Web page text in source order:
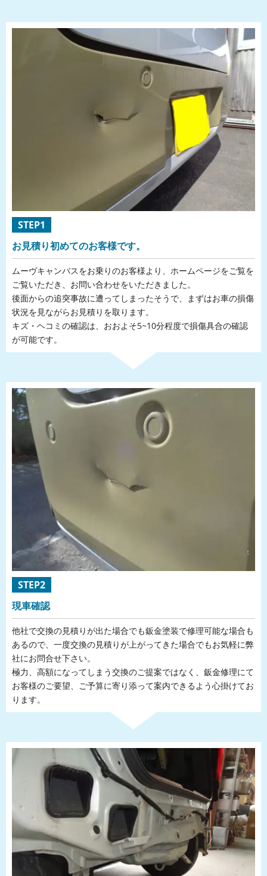
STEP1
お見積り初めてのお客様です。
ムーヴキャンバスをお乗りのお客様より、ホームページをご覧を
ご覧いただき、お問い合わせをいただきました。
後面からの追突事故に遭ってしまったそうで、まずはお車の損傷
状況を見ながらお見積りを取ります。
キズ・ヘコミの確認は、おおよそ5~10分程度で損傷具合の確認
が可能です。
STEP2
現車確認
他社で交換の見積りが出た場合でも鈑金塗装で修理可能な場合も
あるので、一度交換の見積りが上がってきた場合でもお気軽に弊
社にお問合せ下さい。
極力、高額になってしまう交換のご提案ではなく、鈑金修理にて
お客様のご要望、ご予算に寄り添って案内できるよう心掛けてお
ります。